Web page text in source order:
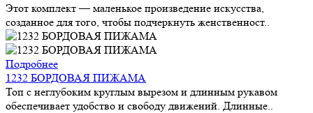
Этот комплект — маленькое произведение искусства,
созданное для того, чтобы подчеркнуть женственност..
Подробнее
1232 БОРДОВАЯ ПИЖАМА
Топ с неглубоким круглым вырезом и длинным рукавом
обеспечивает удобство и свободу движений. Длинные..